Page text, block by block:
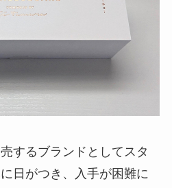
するブランドとしてスタ
日がつき、入手が困難に